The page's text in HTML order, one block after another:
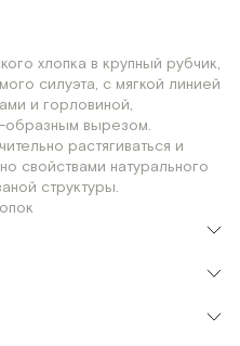
хлопка в крупный рубчик,
силуэта, с мягкой линией
и горловиной,
вырезом.
растягиваться и
свойствами натурального
структуры.
M